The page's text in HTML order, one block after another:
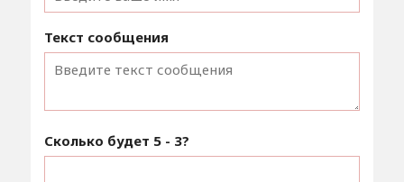
Текст сообщения
Сколько будет 5 - 3?